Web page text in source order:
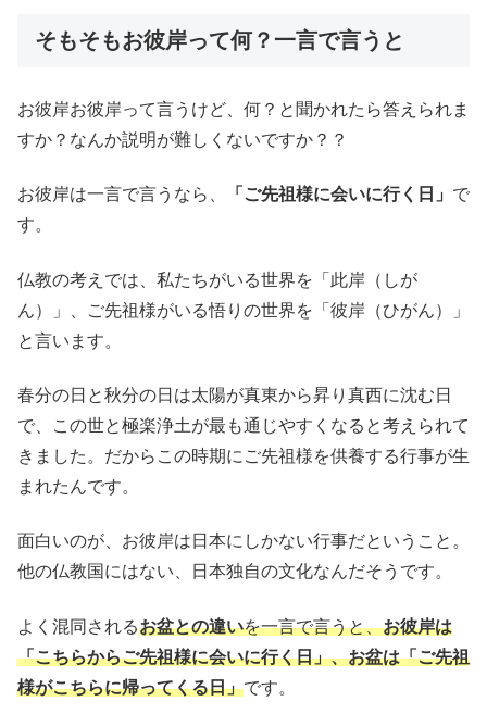
そもそもお彼岸って何？一言で言うと
お彼岸お彼岸って言うけど、何？と聞かれたら答えられま
すか？なんか説明が難しくないですか？？
お彼岸は一言で言うなら、 「ご先祖様に会いに行く日」 で
す。
仏教の考えでは、私たちがいる世界を「此岸（しが
ん）」、ご先祖様がいる悟りの世界を「彼岸（ひがん）」
と言います。
春分の日と秋分の日は太陽が真東から昇り真西に沈む日
で、この世と極楽浄土が最も通じやすくなると考えられて
きました。だからこの時期にご先祖様を供養する行事が生
まれたんです。
面白いのが、お彼岸は日本にしかない行事だということ。
他の仏教国にはない、日本独自の文化なんだそうです。
よく混同されるお盆との違いを一言で言うと、お彼岸は
「こちらからご先祖様に会いに行く日」、お盆は「ご先祖
様がこちらに帰ってくる日」です。